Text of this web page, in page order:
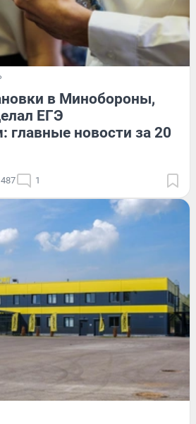
в Минобороны,
ЕГЭ
новости за 20
1